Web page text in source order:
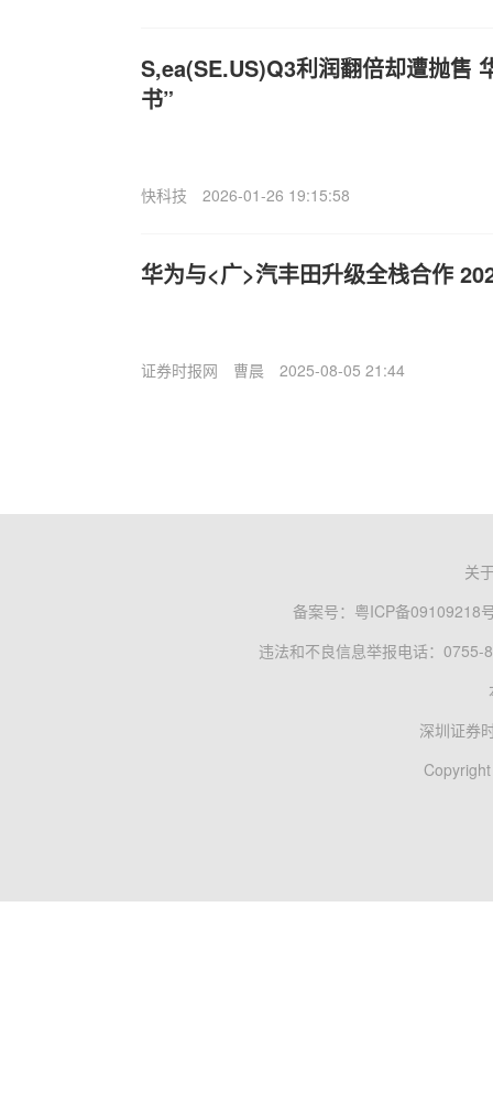
S,ea(SE.US)Q3利润翻倍却遭抛售
书”
快科技 2026-01-26 19:15:58
华为与<广>汽丰田升级全栈合作
证券时报网 曹晨 2025-08-05 21:44
关
备案号： 粤ICP备09109218
违法和不良信息举报电话：0755-
深圳证券